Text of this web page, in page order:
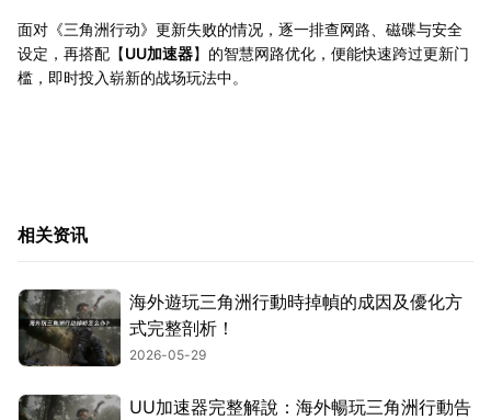
面对《三角洲行动》更新失败的情况，逐一排查网路、磁碟与安全
设定，再搭配【UU加速器】的智慧网路优化，便能快速跨过更新门
槛，即时投入崭新的战场玩法中。
相关资讯
海外遊玩三角洲行動時掉幀的成因及優化方
式完整剖析！
2026-05-29
UU加速器完整解說：海外暢玩三角洲行動告